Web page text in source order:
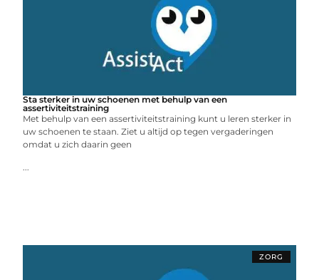
Sta sterker in uw schoenen met behulp van een
assertiviteitstraining
Met behulp van een assertiviteitstraining kunt u leren sterker in
uw schoenen te staan. Ziet u altijd op tegen vergaderingen
omdat u zich daarin geen
...
ZORG